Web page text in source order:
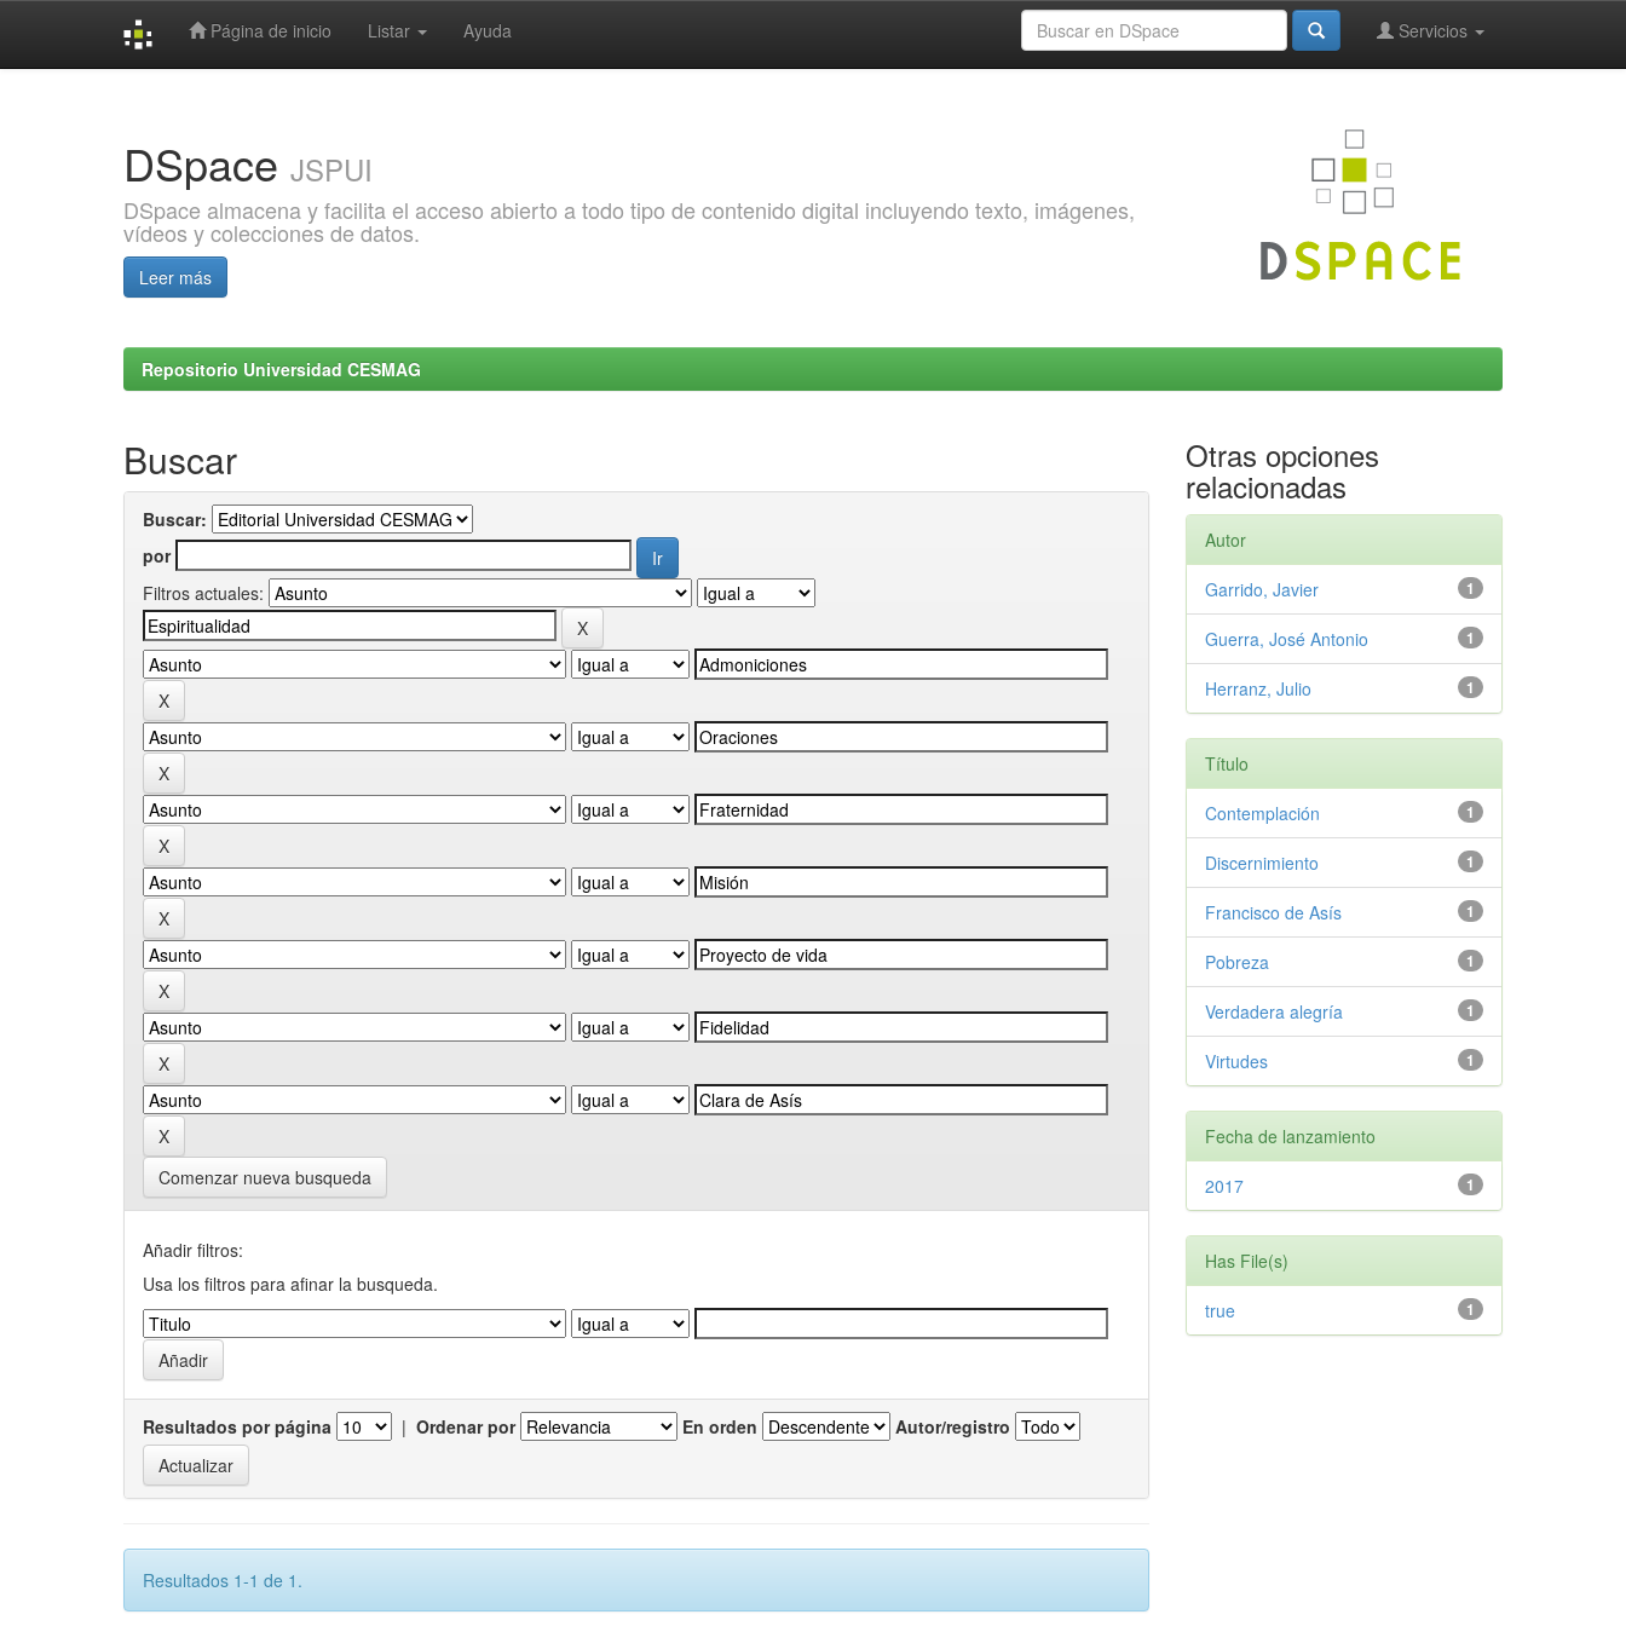
Página de inicio Listar Ayuda Servicios
DSpace JSPUI
DSpace almacena y facilita el acceso abierto a todo tipo de contenido digital incluyendo texto, imágenes,
vídeos y colecciones de datos.
Leer más
Repositorio Universidad CESMAG
Buscar
Buscar:
por
Filtros actuales:
Comenzar nueva busqueda
Añadir filtros:
Usa los filtros para afinar la busqueda.
Resultados por página | Ordenar por En orden Autor/registro
Resultados 1-1 de 1.
Otras opciones
relacionadas
Autor
1
Garrido, Javier
1
Guerra, José Antonio
1
Herranz, Julio
Título
1
Contemplación
1
Discernimiento
1
Francisco de Asís
1
Pobreza
1
Verdadera alegría
1
Virtudes
Fecha de lanzamiento
1
2017
Has File(s)
1
true